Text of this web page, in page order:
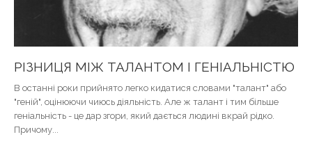
РІЗНИЦЯ МІЖ ТАЛАНТОМ І ГЕНІАЛЬНІСТЮ
В останні роки прийнято легко кидатися словами "талант" або
"геній", оцінюючи чиюсь діяльність. Але ж талант і тим більше
геніальність - це дар згори, який дається людині вкрай рідко.
Причому...